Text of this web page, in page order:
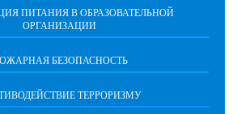
ПИТАНИЯ В ОБРАЗОВАТЕЛЬНОЙ
ОРГАНИЗАЦИИ
БЕЗОПАСНОСТЬ
ТЕРРОРИЗМУ